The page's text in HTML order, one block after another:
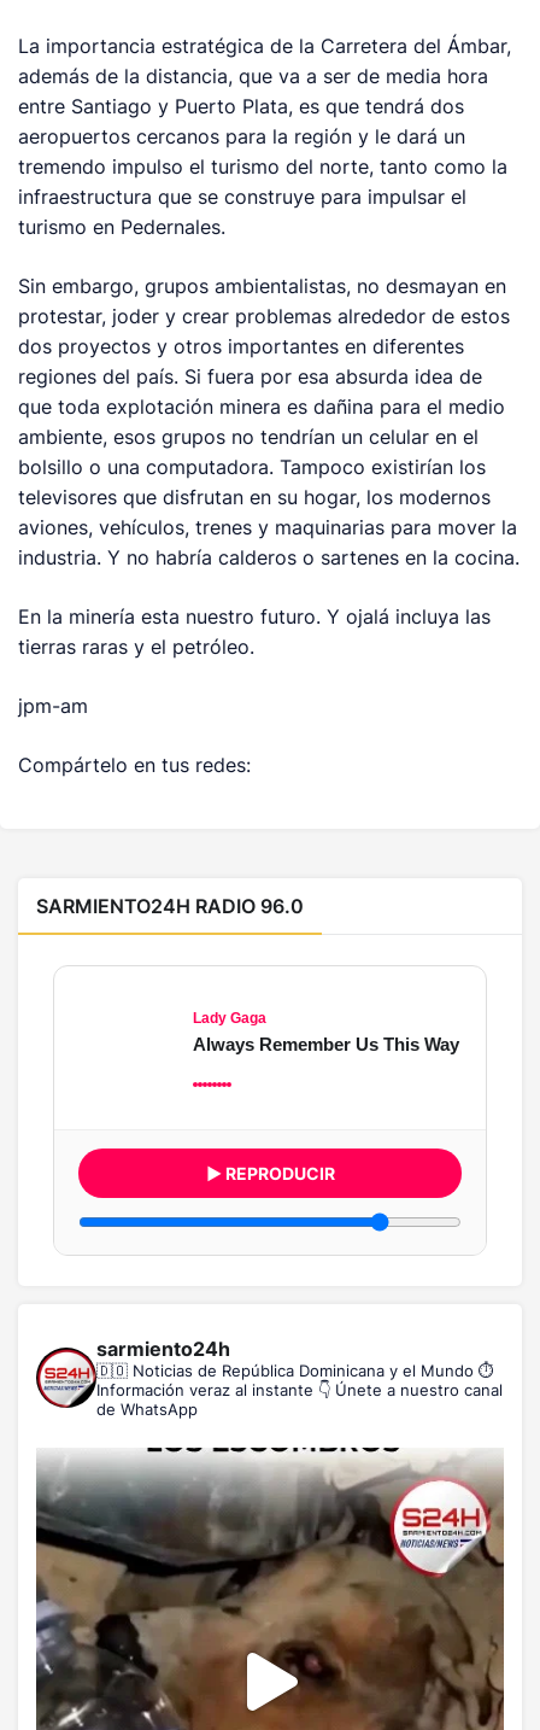
La importancia estratégica de la Carretera del Ámbar,
además de la distancia, que va a ser de media hora
entre Santiago y Puerto Plata, es que tendrá dos
aeropuertos cercanos para la región y le dará un
tremendo impulso el turismo del norte, tanto como la
infraestructura que se construye para impulsar el
turismo en Pedernales.
Sin embargo, grupos ambientalistas, no desmayan en
protestar, joder y crear problemas alrededor de estos
dos proyectos y otros importantes en diferentes
regiones del país. Si fuera por esa absurda idea de
que toda explotación minera es dañina para el medio
ambiente, esos grupos no tendrían un celular en el
bolsillo o una computadora. Tampoco existirían los
televisores que disfrutan en su hogar, los modernos
aviones, vehículos, trenes y maquinarias para mover la
industria. Y no habría calderos o sartenes en la cocina.
En la minería esta nuestro futuro. Y ojalá incluya las
tierras raras y el petróleo.
jpm-am
Compártelo en tus redes:
SARMIENTO24H RADIO 96.0
Lady Gaga
Always Remember Us This Way
▶ REPRODUCIR
sarmiento24h
🇩🇴 Noticias de República Dominicana y el Mundo ⏱️
Información veraz al instante 👇 Únete a nuestro canal
de WhatsApp